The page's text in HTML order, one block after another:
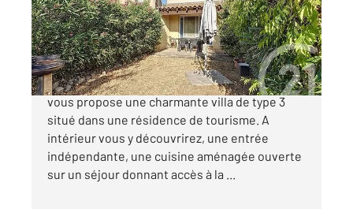
Maison à vendre
199 000 €
Votre Agence Century21 Arelate Immo à Arles
vous propose une charmante villa de type 3
situé dans une résidence de tourisme. A
intérieur vous y découvrirez, une entrée
indépendante, une cuisine aménagée ouverte
sur un séjour donnant accès à la ...